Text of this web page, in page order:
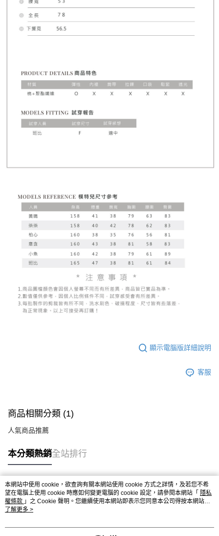
顯示電腦版詳細說明
客服
商品相關分類 (1)
人氣商品推薦
本分類熱銷全站排行
熱門標籤
本網站中使用 cookie，欲查詢有關本網站使用 cookie 方式之詳情，及若您不希
望在電腦上使用 cookie 時應如何變更電腦的 cookie 設定，請參閱本網站「 隱私
權條款 」之 Cookie 聲明。您繼續使用本網站即表示您同意本公司得按本網站使
用條款之 Cookie 聲明使用 cookie。
了解更多 >